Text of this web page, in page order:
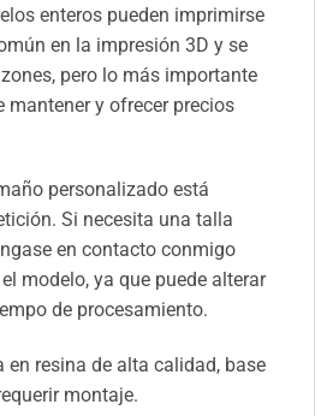
enteros pueden imprimirse
en la impresión 3D y se
pero lo más importante
mantener y ofrecer precios
personalizado está
Si necesita una talla
en contacto conmigo
modelo, ya que puede alterar
de procesamiento.
en resina de alta calidad, base
montaje.